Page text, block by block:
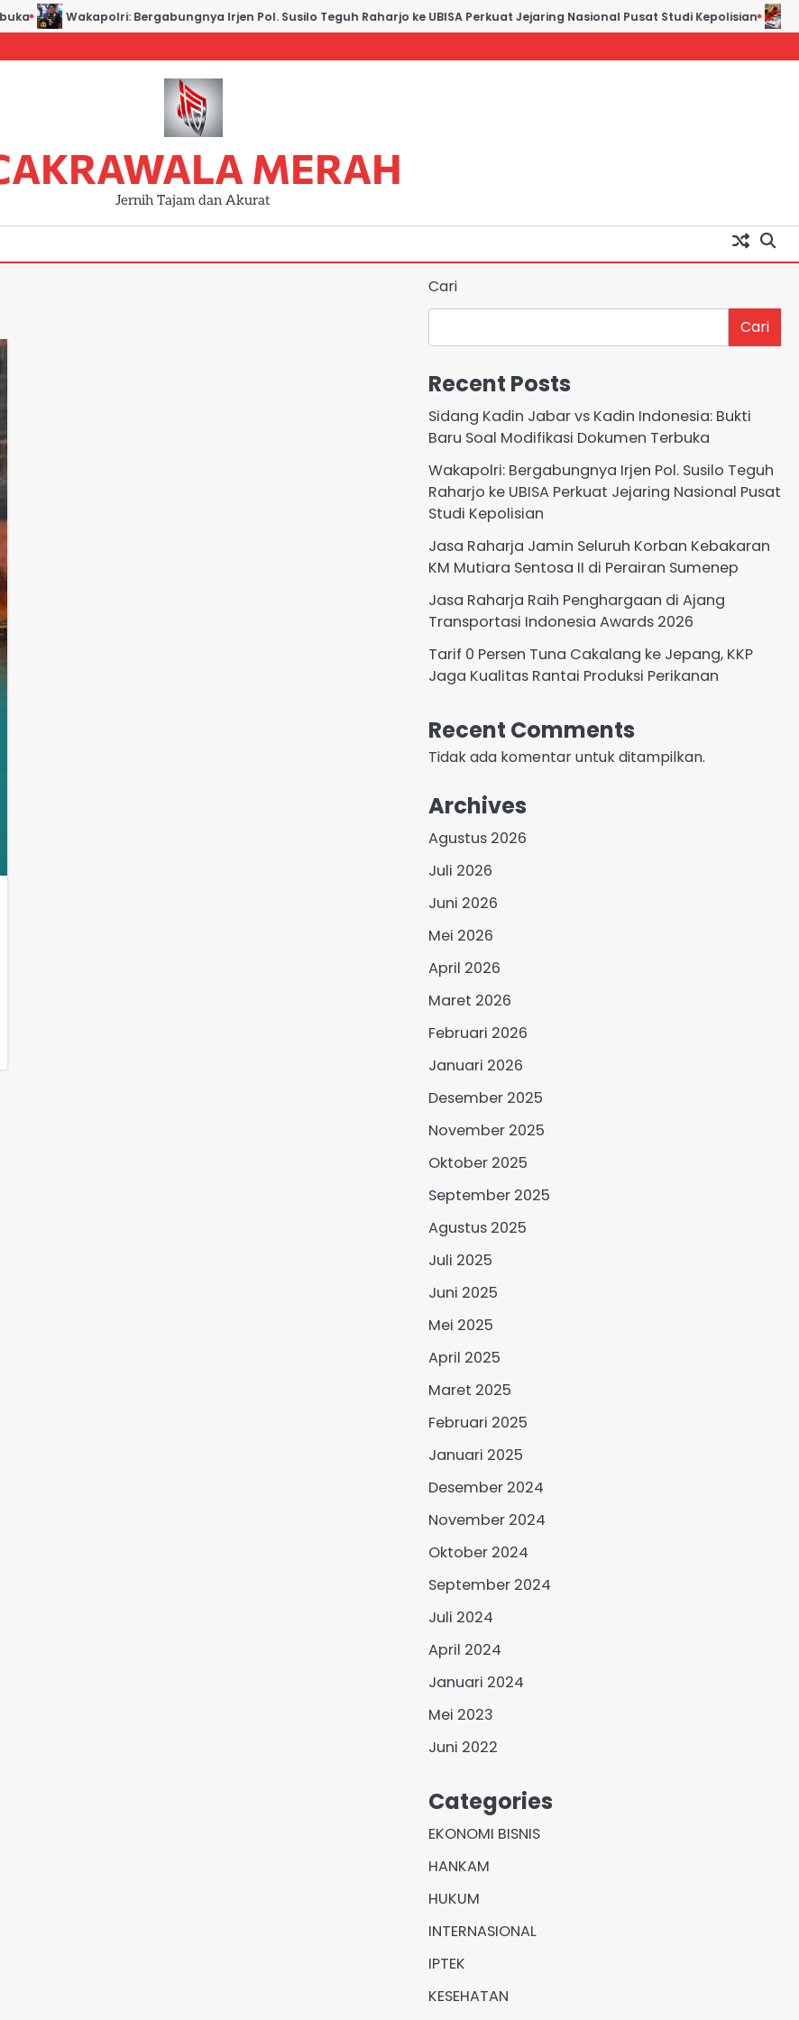
Wakapolri: Bergabungnya Irjen Pol. Susilo Teguh Raharjo ke UBISA Perkuat Jejaring Nasional Pusat Studi Kepolisian
MERAH
Jernih Tajam dan Akurat
Cari
Cari
Recent Posts
Sidang Kadin Jabar vs Kadin Indonesia: Bukti
Baru Soal Modifikasi Dokumen Terbuka
Wakapolri: Bergabungnya Irjen Pol. Susilo Teguh
Raharjo ke UBISA Perkuat Jejaring Nasional Pusat
Studi Kepolisian
Jasa Raharja Jamin Seluruh Korban Kebakaran
KM Mutiara Sentosa II di Perairan Sumenep
Jasa Raharja Raih Penghargaan di Ajang
Transportasi Indonesia Awards 2026
Tarif 0 Persen Tuna Cakalang ke Jepang, KKP
Jaga Kualitas Rantai Produksi Perikanan
Recent Comments
Tidak ada komentar untuk ditampilkan.
Archives
Agustus 2026
Juli 2026
Juni 2026
Mei 2026
April 2026
Maret 2026
Februari 2026
Januari 2026
Desember 2025
November 2025
Oktober 2025
September 2025
Agustus 2025
Juli 2025
Juni 2025
Mei 2025
April 2025
Maret 2025
Februari 2025
Januari 2025
Desember 2024
November 2024
Oktober 2024
September 2024
Juli 2024
April 2024
Januari 2024
Mei 2023
Juni 2022
Categories
EKONOMI BISNIS
HANKAM
HUKUM
INTERNASIONAL
IPTEK
KESEHATAN